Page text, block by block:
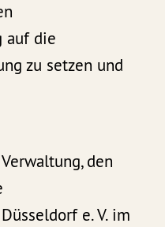
auf die
zu setzen und
den
e. V. im